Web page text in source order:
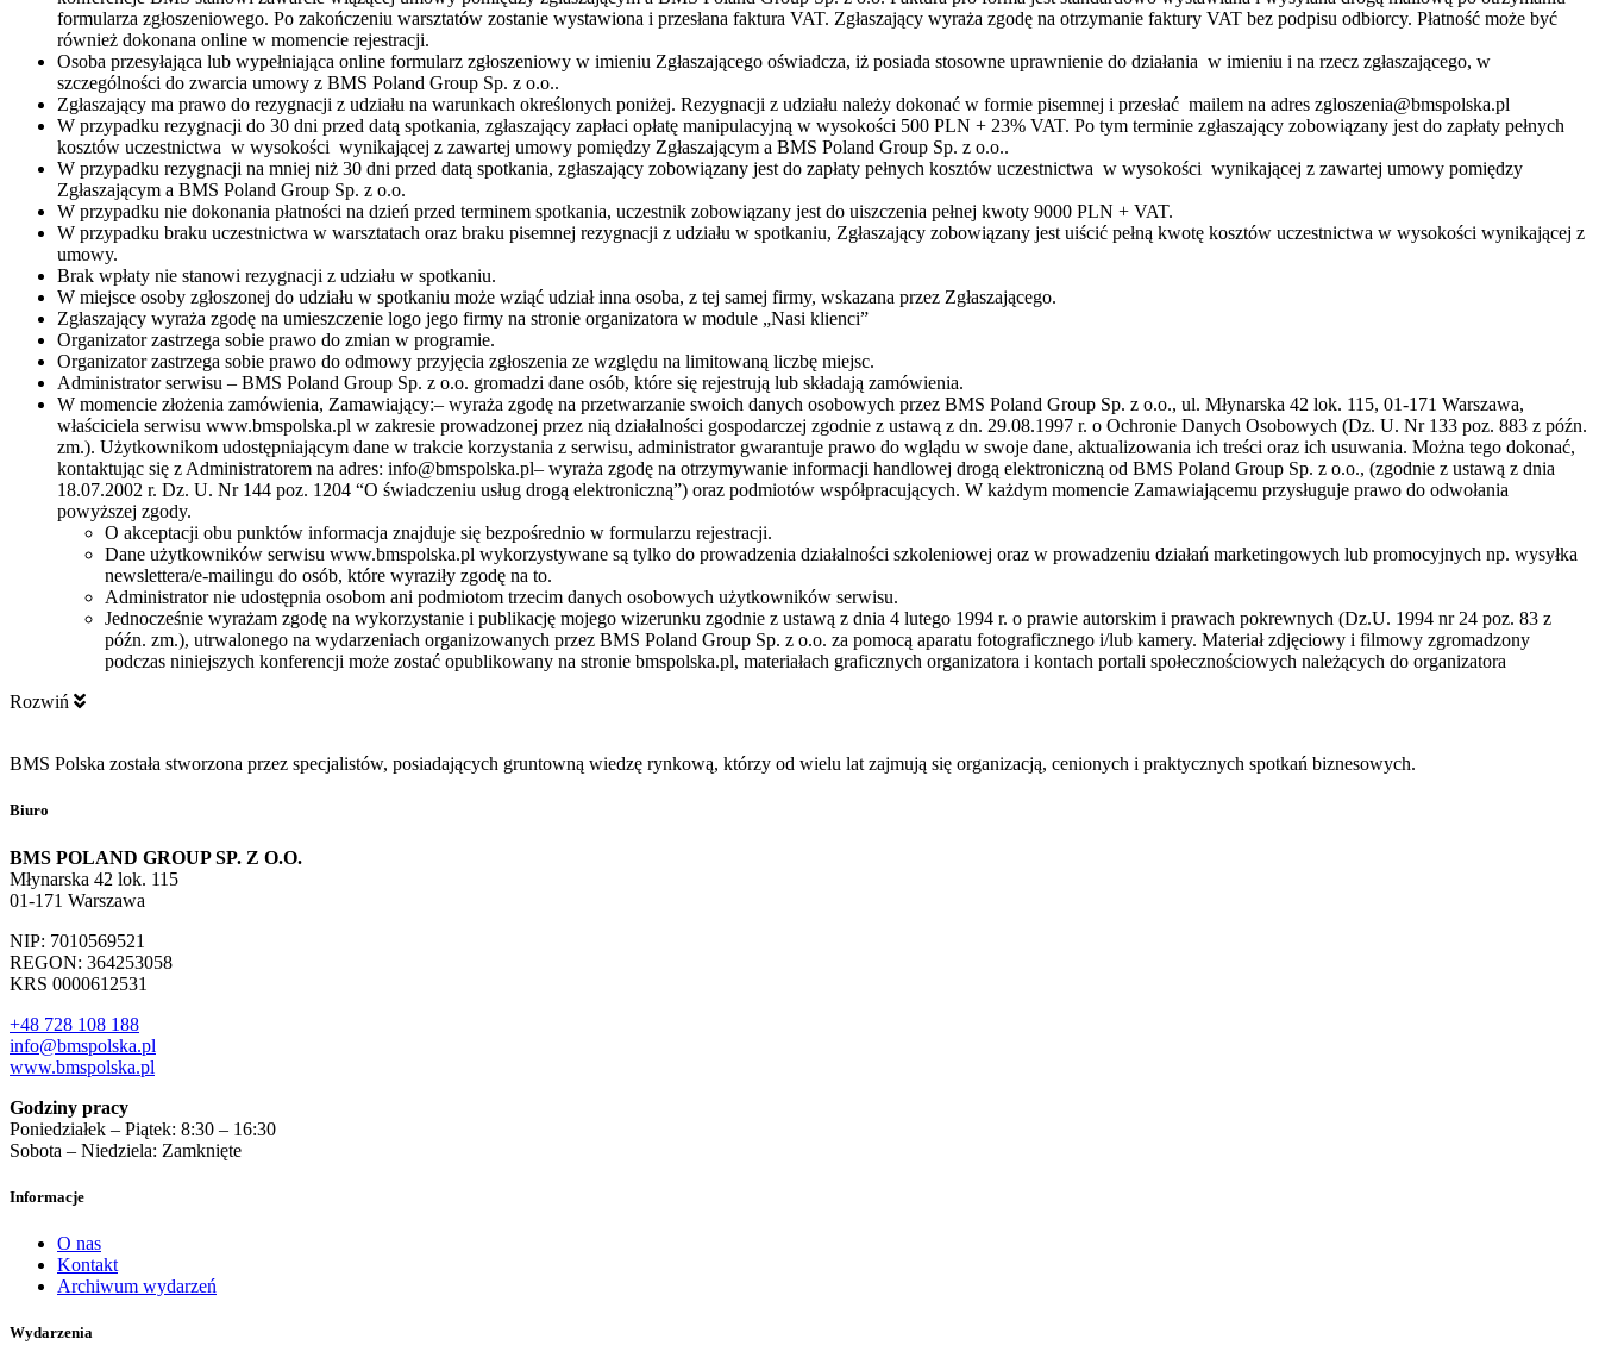
formularza zgłoszeniowego. Po zakończeniu warsztatów zostanie wystawiona i przesłana faktura VAT. Zgłaszający wyraża zgodę na otrzymanie faktury VAT bez podpisu odbiorcy. Płatność może być
również dokonana online w momencie rejestracji.
Osoba przesyłająca lub wypełniająca online formularz zgłoszeniowy w imieniu Zgłaszającego oświadcza, iż posiada stosowne uprawnienie do działania w imieniu i na rzecz zgłaszającego, w
szczególności do zwarcia umowy z BMS Poland Group Sp. z o.o..
Zgłaszający ma prawo do rezygnacji z udziału na warunkach określonych poniżej. Rezygnacji z udziału należy dokonać w formie pisemnej i przesłać mailem na adres zgloszenia@bmspolska.pl
W przypadku rezygnacji do 30 dni przed datą spotkania, zgłaszający zapłaci opłatę manipulacyjną w wysokości 500 PLN + 23% VAT. Po tym terminie zgłaszający zobowiązany jest do zapłaty pełnych
kosztów uczestnictwa w wysokości wynikającej z zawartej umowy pomiędzy Zgłaszającym a BMS Poland Group Sp. z o.o..
W przypadku rezygnacji na mniej niż 30 dni przed datą spotkania, zgłaszający zobowiązany jest do zapłaty pełnych kosztów uczestnictwa w wysokości wynikającej z zawartej umowy pomiędzy
Zgłaszającym a BMS Poland Group Sp. z o.o.
W przypadku nie dokonania płatności na dzień przed terminem spotkania, uczestnik zobowiązany jest do uiszczenia pełnej kwoty 9000 PLN + VAT.
W przypadku braku uczestnictwa w warsztatach oraz braku pisemnej rezygnacji z udziału w spotkaniu, Zgłaszający zobowiązany jest uiścić pełną kwotę kosztów uczestnictwa w wysokości wynikającej z
umowy.
Brak wpłaty nie stanowi rezygnacji z udziału w spotkaniu.
W miejsce osoby zgłoszonej do udziału w spotkaniu może wziąć udział inna osoba, z tej samej firmy, wskazana przez Zgłaszającego.
Zgłaszający wyraża zgodę na umieszczenie logo jego firmy na stronie organizatora w module „Nasi klienci”
Organizator zastrzega sobie prawo do zmian w programie.
Organizator zastrzega sobie prawo do odmowy przyjęcia zgłoszenia ze względu na limitowaną liczbę miejsc.
Administrator serwisu – BMS Poland Group Sp. z o.o. gromadzi dane osób, które się rejestrują lub składają zamówienia.
W momencie złożenia zamówienia, Zamawiający:– wyraża zgodę na przetwarzanie swoich danych osobowych przez BMS Poland Group Sp. z o.o., ul. Młynarska 42 lok. 115, 01-171 Warszawa,
właściciela serwisu www.bmspolska.pl w zakresie prowadzonej przez nią działalności gospodarczej zgodnie z ustawą z dn. 29.08.1997 r. o Ochronie Danych Osobowych (Dz. U. Nr 133 poz. 883 z późn.
zm.). Użytkownikom udostępniającym dane w trakcie korzystania z serwisu, administrator gwarantuje prawo do wglądu w swoje dane, aktualizowania ich treści oraz ich usuwania. Można tego dokonać,
kontaktując się z Administratorem na adres: info@bmspolska.pl– wyraża zgodę na otrzymywanie informacji handlowej drogą elektroniczną od BMS Poland Group Sp. z o.o., (zgodnie z ustawą z dnia
18.07.2002 r. Dz. U. Nr 144 poz. 1204 “O świadczeniu usług drogą elektroniczną”) oraz podmiotów współpracujących. W każdym momencie Zamawiającemu przysługuje prawo do odwołania
powyższej zgody.
O akceptacji obu punktów informacja znajduje się bezpośrednio w formularzu rejestracji.
Dane użytkowników serwisu www.bmspolska.pl wykorzystywane są tylko do prowadzenia działalności szkoleniowej oraz w prowadzeniu działań marketingowych lub promocyjnych np. wysyłka
newslettera/e-mailingu do osób, które wyraziły zgodę na to.
Administrator nie udostępnia osobom ani podmiotom trzecim danych osobowych użytkowników serwisu.
Jednocześnie wyrażam zgodę na wykorzystanie i publikację mojego wizerunku zgodnie z ustawą z dnia 4 lutego 1994 r. o prawie autorskim i prawach pokrewnych (Dz.U. 1994 nr 24 poz. 83 z
późn. zm.), utrwalonego na wydarzeniach organizowanych przez BMS Poland Group Sp. z o.o. za pomocą aparatu fotograficznego i/lub kamery. Materiał zdjęciowy i filmowy zgromadzony
podczas niniejszych konferencji może zostać opublikowany na stronie bmspolska.pl, materiałach graficznych organizatora i kontach portali społecznościowych należących do organizatora
Rozwiń
BMS Polska została stworzona przez specjalistów, posiadających gruntowną wiedzę rynkową, którzy od wielu lat zajmują się organizacją, cenionych i praktycznych spotkań biznesowych.
Biuro
BMS POLAND GROUP SP. Z O.O.
Młynarska 42 lok. 115
01-171 Warszawa
NIP: 7010569521
REGON: 364253058
KRS 0000612531
+48 728 108 188
info@bmspolska.pl
www.bmspolska.pl
Godziny pracy
Poniedziałek – Piątek: 8:30 – 16:30
Sobota – Niedziela: Zamknięte
Informacje
O nas
Kontakt
Archiwum wydarzeń
Wydarzenia